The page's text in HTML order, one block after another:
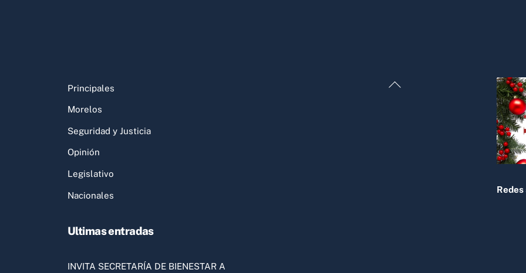
Back
Principales
Morelos
Seguridad y Justicia
Opinión
Legislativo
Nacionales
Ultimas entradas
INVITA SECRETARÍA DE BIENESTAR A